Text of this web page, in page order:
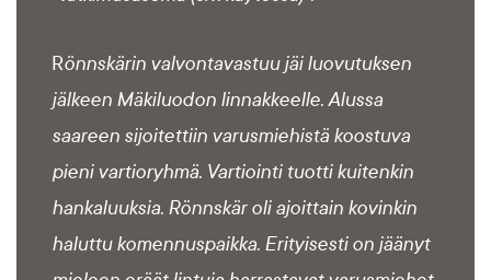
Rönnskärin valvontavastuu jäi luovutuksen
jälkeen Mäkiluodon linnakkeelle. Alussa
saareen sijoitettiin varusmiehistä koostuva
pieni vartioryhmä. Vartiointi tuotti kuitenkin
hankaluuksia. Rönnskär oli ajoittain kovinkin
haluttu komennuspaikka. Erityisesti on jäänyt